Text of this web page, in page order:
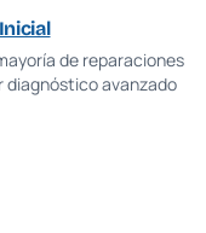
de reparaciones
diagnóstico avanzado